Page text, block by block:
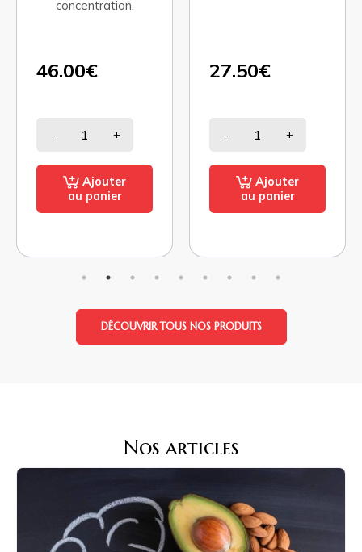
concentration.
46.00€
- +
Ajouter
au panier
27.50€
- +
Ajouter
au panier
DÉCOUVRIR TOUS NOS PRODUITS
Nos articles